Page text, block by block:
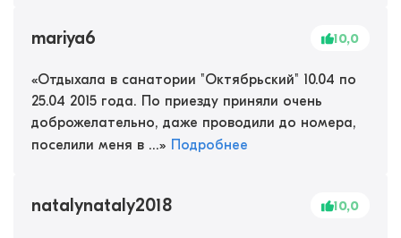
mariya6 10,0
«Отдыхала в санатории "Октябрьский" 10.04 по
25.04 2015 года. По приезду приняли очень
доброжелательно, даже проводили до номера,
поселили меня в ...» Подробнее
natalynataly2018 10,0